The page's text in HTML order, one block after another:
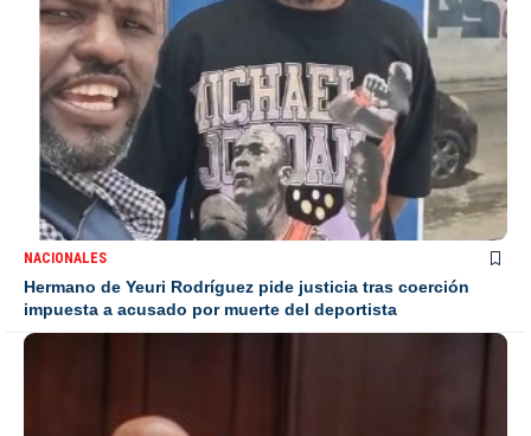
NACIONALES
Hermano de Yeuri Rodríguez pide justicia tras coerción
impuesta a acusado por muerte del deportista